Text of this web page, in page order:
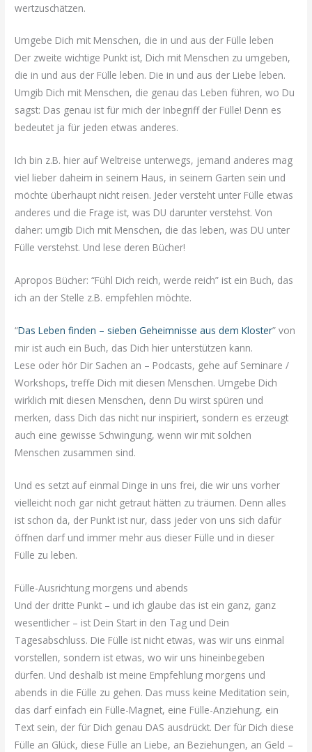
wertzuschätzen.
Umgebe Dich mit Menschen, die in und aus der Fülle leben
Der zweite wichtige Punkt ist, Dich mit Menschen zu umgeben,
die in und aus der Fülle leben. Die in und aus der Liebe leben.
Umgib Dich mit Menschen, die genau das Leben führen, wo Du
sagst: Das genau ist für mich der Inbegriff der Fülle! Denn es
bedeutet ja für jeden etwas anderes.
Ich bin z.B. hier auf Weltreise unterwegs, jemand anderes mag
viel lieber daheim in seinem Haus, in seinem Garten sein und
möchte überhaupt nicht reisen. Jeder versteht unter Fülle etwas
anderes und die Frage ist, was DU darunter verstehst. Von
daher: umgib Dich mit Menschen, die das leben, was DU unter
Fülle verstehst. Und lese deren Bücher!
Apropos Bücher: “Fühl Dich reich, werde reich” ist ein Buch, das
ich an der Stelle z.B. empfehlen möchte.
“Das Leben finden – sieben Geheimnisse aus dem Kloster” von
mir ist auch ein Buch, das Dich hier unterstützen kann.
Lese oder hör Dir Sachen an – Podcasts, gehe auf Seminare /
Workshops, treffe Dich mit diesen Menschen. Umgebe Dich
wirklich mit diesen Menschen, denn Du wirst spüren und
merken, dass Dich das nicht nur inspiriert, sondern es erzeugt
auch eine gewisse Schwingung, wenn wir mit solchen
Menschen zusammen sind.
Und es setzt auf einmal Dinge in uns frei, die wir uns vorher
vielleicht noch gar nicht getraut hätten zu träumen. Denn alles
ist schon da, der Punkt ist nur, dass jeder von uns sich dafür
öffnen darf und immer mehr aus dieser Fülle und in dieser
Fülle zu leben.
Fülle-Ausrichtung morgens und abends
Und der dritte Punkt – und ich glaube das ist ein ganz, ganz
wesentlicher – ist Dein Start in den Tag und Dein
Tagesabschluss. Die Fülle ist nicht etwas, was wir uns einmal
vorstellen, sondern ist etwas, wo wir uns hineinbegeben
dürfen. Und deshalb ist meine Empfehlung morgens und
abends in die Fülle zu gehen. Das muss keine Meditation sein,
das darf einfach ein Fülle-Magnet, eine Fülle-Anziehung, ein
Text sein, der für Dich genau DAS ausdrückt. Der für Dich diese
Fülle an Glück, diese Fülle an Liebe, an Beziehungen, an Geld –